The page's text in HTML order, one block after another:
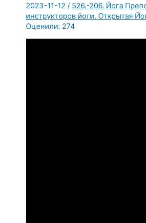
2023-11-12 / 526.-206. Йога
инструкторов йоги. Открытая
Оценили: 274